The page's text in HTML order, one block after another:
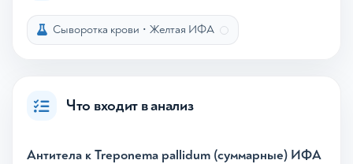
Сыворотка крови • Желтая ИФА
Что входит в анализ
Антитела к Treponema pallidum (суммарные) ИФА